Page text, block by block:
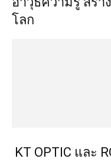
โลก
KT OPTIC และ